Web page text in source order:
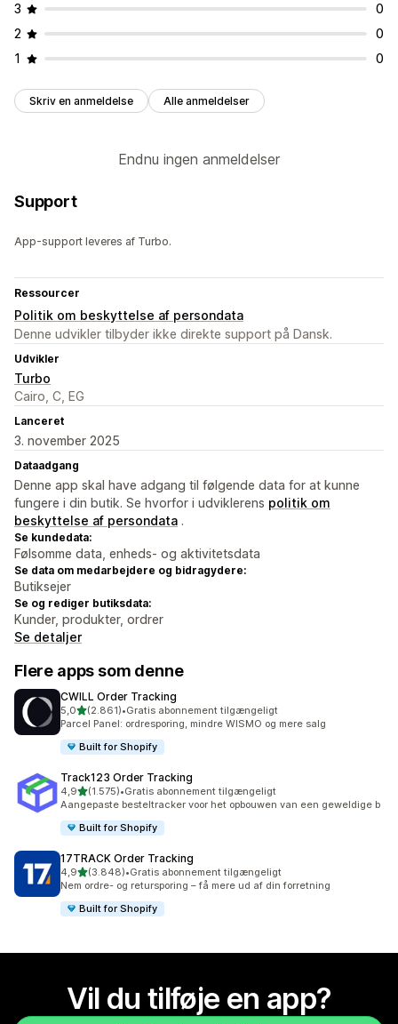
3
0
2
0
1
0
Skriv en anmeldelse Alle anmeldelser
Endnu ingen anmeldelser
Support
App-support leveres af Turbo.
Ressourcer
Politik om beskyttelse af persondata
Denne udvikler tilbyder ikke direkte support på Dansk.
Udvikler
Turbo
Cairo, C, EG
Lanceret
3. november 2025
Dataadgang
Denne app skal have adgang til følgende data for at kunne
fungere i din butik. Se hvorfor i udviklerens politik om
beskyttelse af persondata .
Se kundedata:
Følsomme data, enheds- og aktivitetsdata
Se data om medarbejdere og bidragydere:
Butiksejer
Se og rediger butiksdata:
Kunder, produkter, ordrer
Se detaljer
Flere apps som denne
CWILL Order Tracking
5,0ud af 5 stjerner
(2.861)
2861 anmeldelser i alt
•Gratis abonnement tilgængeligt
Parcel Panel: ordresporing, mindre WISMO og mere salg
Built for Shopify
Track123 Order Tracking
4,9ud af 5 stjerner
(1.575)
1575 anmeldelser i alt
•Gratis abonnement tilgængeligt
Aangepaste besteltracker voor het opbouwen van een geweldige b
Built for Shopify
17TRACK Order Tracking
4,9ud af 5 stjerner
(3.848)
3848 anmeldelser i alt
•Gratis abonnement tilgængeligt
Nem ordre- og retursporing – få mere ud af din forretning
Built for Shopify
Vil du tilføje en app?